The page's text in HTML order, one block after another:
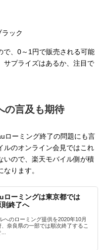
ラック
で、0～1円で販売される可能
サプライズはあるか、注目で
の言及も期待
ローミング終了の問題にも言
ルのオンライン会見ではこれ
いので、楽天モバイル側が積
ります。
ローミングは東京都では
終了へ
へのローミング提供を2020年10月
奈良県の一部では順次終了するこ